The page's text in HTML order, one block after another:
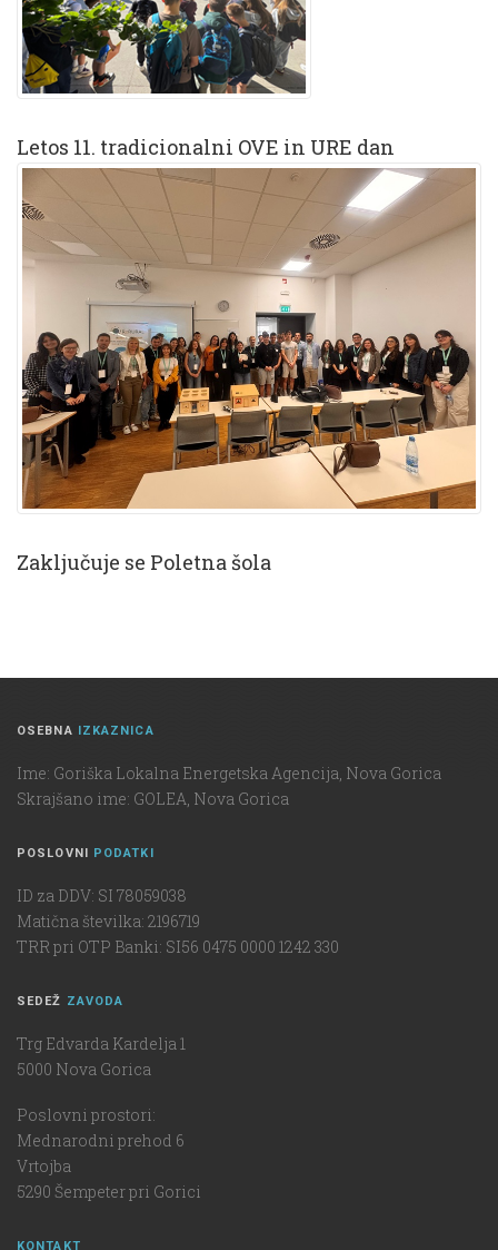
Letos 11. tradicionalni OVE in URE dan
Zaključuje se Poletna šola
OSEBNA IZKAZNICA
Ime: Goriška Lokalna Energetska Agencija, Nova Gorica
Skrajšano ime: GOLEA, Nova Gorica
POSLOVNI PODATKI
ID za DDV: SI 78059038
Matična številka: 2196719
TRR pri OTP Banki: SI56 0475 0000 1242 330
SEDEŽ ZAVODA
Trg Edvarda Kardelja 1
5000 Nova Gorica
Poslovni prostori:
Mednarodni prehod 6
Vrtojba
5290 Šempeter pri Gorici
KONTAKT